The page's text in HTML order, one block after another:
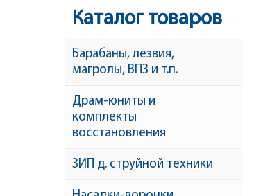
Каталог товаров
Барабаны, лезвия,
магролы, ВПЗ и т.п.
Драм-юниты и
комплекты
восстановления
ЗИП д. струйной техники